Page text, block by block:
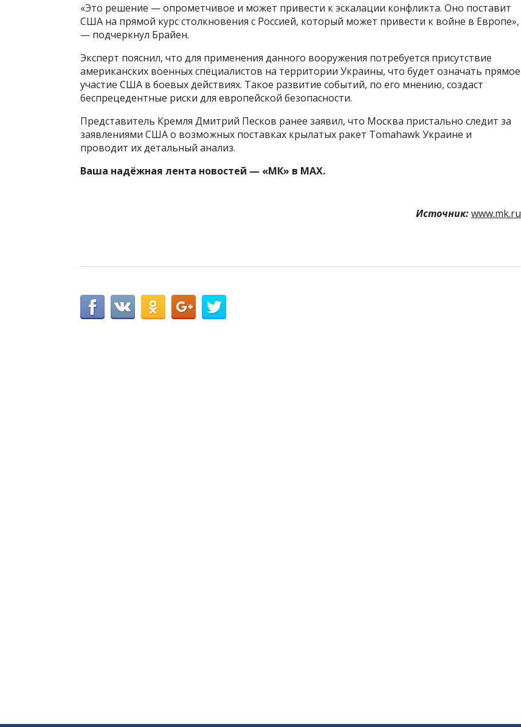
«Это решение — опрометчивое и может привести к эскалации конфликта. Оно поставит
США на прямой курс столкновения с Россией, который может привести к войне в Европе»,
— подчеркнул Брайен.
Эксперт пояснил, что для применения данного вооружения потребуется присутствие
американских военных специалистов на территории Украины, что будет означать прямое
участие США в боевых действиях. Такое развитие событий, по его мнению, создаст
беспрецедентные риски для европейской безопасности.
Представитель Кремля Дмитрий Песков ранее заявил, что Москва пристально следит за
заявлениями США о возможных поставках крылатых ракет Tomahawk Украине и
проводит их детальный анализ.
Ваша надёжная лента новостей — «МК» в MAX.
Источник:www.mk.ru